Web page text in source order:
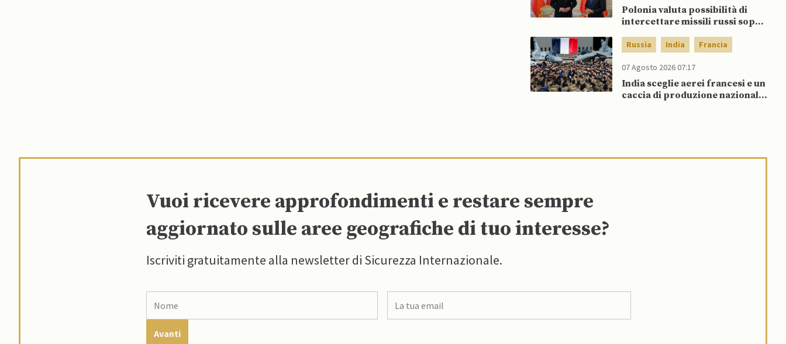
Polonia valuta possibilità di
intercettare missili russi sopra
aereo NATO
Russia India Francia
07 Agosto 2026 07:17
India sceglie aerei francesi e un
caccia di produzione nazionale,
Vuoi ricevere approfondimenti e restare sempre
aggiornato sulle aree geografiche di tuo interesse?
Iscriviti gratuitamente alla newsletter di Sicurezza Internazionale.